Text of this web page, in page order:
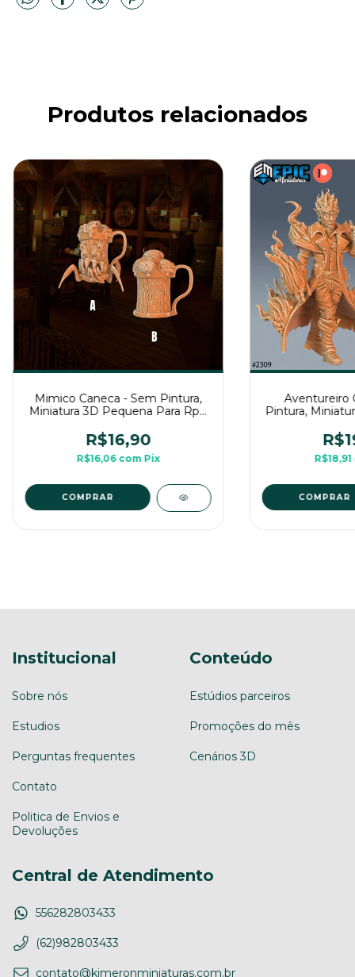
Produtos relacionados
Mimico Caneca - Sem Pintura,
Miniatura 3D Pequena Para Rpg
R$16,90
R$16,06 com Pix
COMPRAR
Aventureiro
Pintura,
R$18,91
COMPRAR
Institucional
Sobre nós
Estudios
Perguntas frequentes
Contato
Politica de Envios e
Devoluções
Conteúdo
Estúdios parceiros
Promoções do mês
Cenários 3D
Central de Atendimento
556282803433
(62)982803433
contato@kimeronminiaturas.com.br